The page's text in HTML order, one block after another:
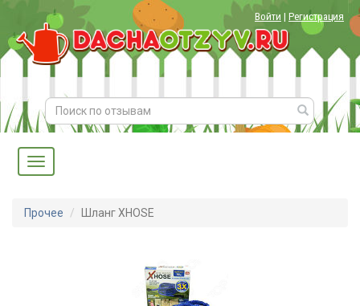
Войти | Регистрация
Прочее Шланг XHOSE